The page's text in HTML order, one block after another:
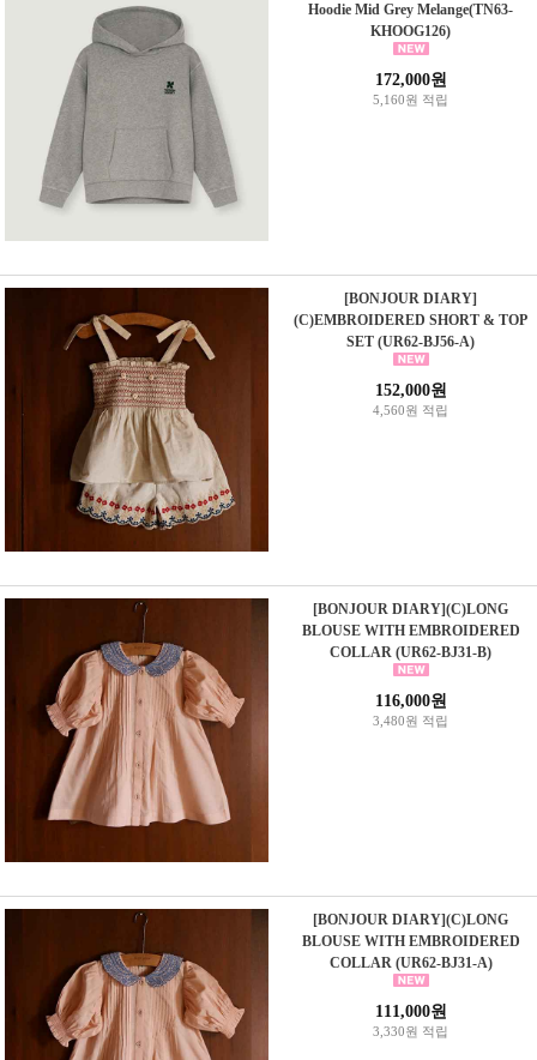
Hoodie Mid Grey Melange(TN63-
KHOOG126)
172,000원
5,160원 적립
[BONJOUR DIARY]
(C)EMBROIDERED SHORT & TOP
SET (UR62-BJ56-A)
152,000원
4,560원 적립
[BONJOUR DIARY](C)LONG
BLOUSE WITH EMBROIDERED
COLLAR (UR62-BJ31-B)
116,000원
3,480원 적립
[BONJOUR DIARY](C)LONG
BLOUSE WITH EMBROIDERED
COLLAR (UR62-BJ31-A)
111,000원
3,330원 적립